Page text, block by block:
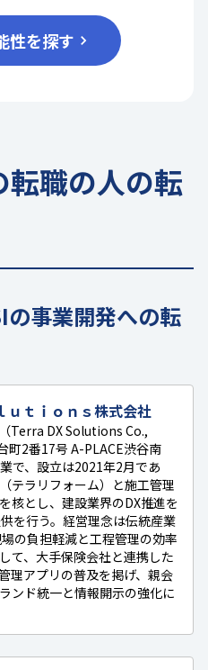
性を探す
職の人の転
の事業開発への転
ｔｉｏｎｓ株式会社
Terra DX Solutions Co.,
町2番17号 A-PLACE渋谷南
で、設立は2021年2月であ
テラリフォーム）と施工管理
核とし、建設業界のDX推進を
を行う。経営理念は伝統産業
の負担軽減と工程管理の効率
て、大手保険会社と連携した
理アプリの普及を掲げ、親会
ンド統一と情報開示の強化に